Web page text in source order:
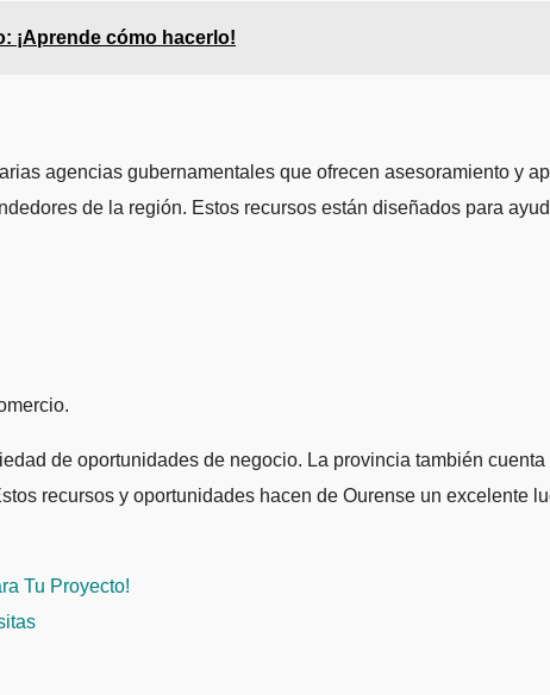
¡Aprende cómo hacerlo!
agencias gubernamentales que ofrecen asesoramiento y
de la región. Estos recursos están diseñados para
de oportunidades de negocio. La provincia también
recursos y oportunidades hacen de Ourense un excelente
Tu Proyecto!